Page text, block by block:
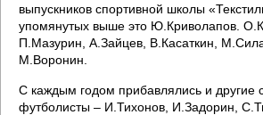
выпускников спортивной школы
упомянутых выше это Ю.Криволапов.
П.Мазурин, А.Зайцев, В.Касаткин,
М.Воронин.
С каждым годом прибавлялись и другие
футболисты – И.Тихонов, И.Задорин,